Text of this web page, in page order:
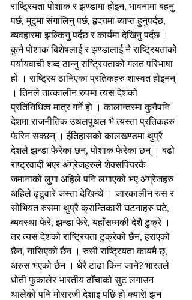
राष्ट्रियता पोशाक र झण्डामा होइन, भावनामा बहनु
पर्छ, मुटुमा संगालिनु पर्छ, हृदयमा ब्याप्त हुनुपर्दछ,
ब्यवहारमा झल्किनु पर्दछ र कार्यमा देखिनु पर्दछ ।
कुनै पोशाक बिशेषलाई र झण्डालाई नै राष्ट्रियताको
पर्यायवाची शब्द ठान्नु राष्ट्रियताको गलत परिभाषा
हो । राष्ट्रिय ठानिएका प्रतिकहरु शास्वत होइनन्
। तिनले तात्कालीन रुपमा त्यस देशको
प्रतिनिधित्व मात्र गर्ने हो । कालान्तरमा कुनैपनि
देशमा राजनीतिक उथलपुथल भै त्यस्ता प्रतिकहरु
फेरिन सक्छन् । ईतिहासको कालखण्डमा थुप्रै
देशले झन्डा फेरेका छन्, पोशाक फेरेका छन् । बढो
राष्ट्रवादी भएर अंग्रेजहरुले शेक्सपियरकै
जमानाको लुगा अहिले पनि लगाएको भए अंग्रेजहरु
अहिले ढ्टुवारे जस्ता देखिन्थे । जारकालीन रुस र
सोभियत रुसमा थुप्रै क्रान्तिकारी घटनाहरु घटे,
ब्यवस्था फेरे, झन्डा फेरे, यहाँसम्मकी देशै टुक्रे ।
तर त्यस देशको राष्ट्रियता टुक्रेको छैन, हराएको
छैन, नासिएको छैन । रुसी राष्ट्रियता कायमै छ्,
अरुस भएको छैन । धेरै टाढा किन जाने? भारतले
धोती फुकालेर भारतीय ढाँचाको सुट लगाउन
थालेको पनि मोरारजी देशाइ पछि हो क्यारे! झन